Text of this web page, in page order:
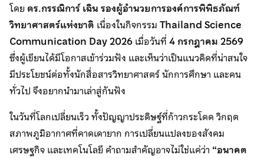
โดยดร.กรรณิการ์ เฉิน รองผู้อำนวยการองค์การพิพิธภัณฑ์
วิทยาศาสตร์แห่งชาติ เนื่องในกิจกรรมThailand Science
Communication Day 2026เมื่อวันที่4 กรกฎาคม 2569
ซึ่งผู้เขียนได้มีโอกาสเข้าร่วมฟัง และเห็นว่าเป็นแนวคิดที่น่าสนใจ
มีประโยชน์ต่อทั้งนักสื่อสารวิทยาศาสตร์ นักการศึกษา และคน
ทั่วไป จึงอยากนำมาเล่าสู่กันฟัง
ในวันที่โลกเปลี่ยนเร็ว ทั้งปัญญาประดิษฐ์ที่ก้าวกระโดด วิกฤต
สภาพภูมิอากาศที่คาดเดายาก การเปลี่ยนแปลงของสังคม
เศรษฐกิจ และเทคโนโลยี คำถามสำคัญอาจไม่ใช่แค่ว่า “อนาคต